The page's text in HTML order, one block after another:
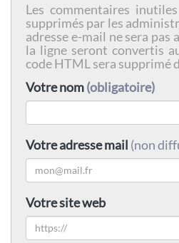
Les commentaires
supprimés par les
adresse e-mail ne sera pas
la ligne seront convertis
code HTML sera supprimé
Votre nom(obligatoire)
Votre adresse mail (non
Votre site web